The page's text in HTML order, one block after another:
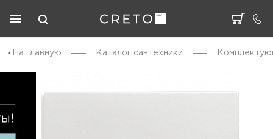
На главную Каталог cантехники